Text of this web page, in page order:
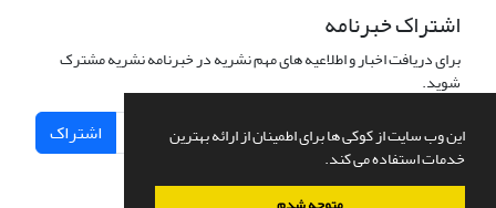
این وب سایت از کوکی ها برای اطمینان از ارائه بهترین
خدمات استفاده می کند.
اشتراک خبرنامه
برای دریافت اخبار و اطلاعیه های مهم نشریه در خبرنامه نشریه مشترک
شوید.
اشتراک